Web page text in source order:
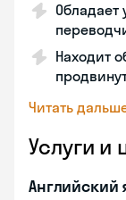
Обладает
Находит
Читать
Услуги и
Английский